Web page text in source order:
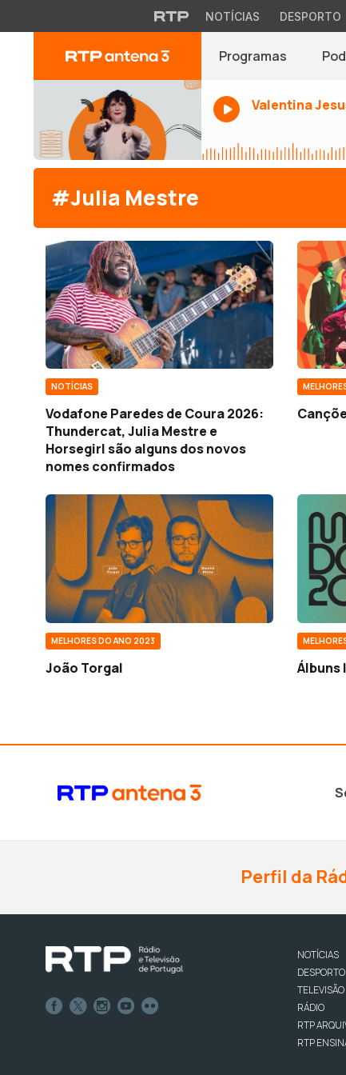
NOTÍCIAS DESPORTO
Programas
Valentina
#Julia Mestre
NOTÍCIAS
Vodafone Paredes de Coura 2026:
Thundercat, Julia Mestre e
Horsegirl são alguns dos novos
nomes confirmados
MELHORES DO ANO 2023
João Torgal
Perfil da
NOTÍCIAS
DESPORTO
TELEVISÃO
RÁDIO
RTP
RTP